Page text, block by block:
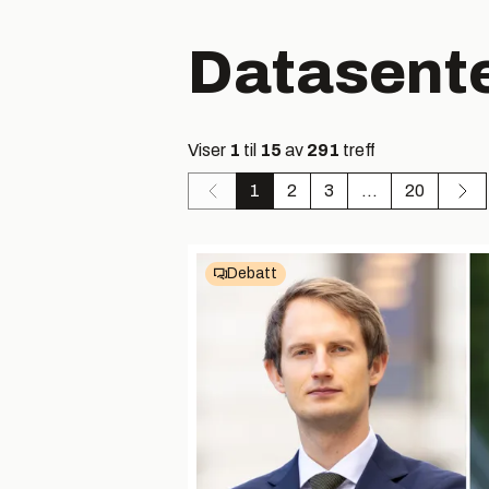
Viser 1 til 15 av 291 treff
1 2 3 ... 20
Debatt